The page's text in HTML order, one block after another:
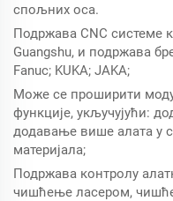
спољних оса.
Подржава CNC системе
Guangshu, и подржава
Fanuc; KUKA; JAKA;
Може се проширити
функције, укључујући:
додавање више алата у
материјала;
Подржава контролу
чишћење ласером,